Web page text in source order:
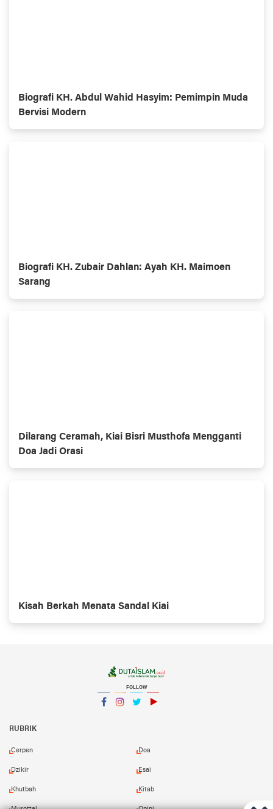
Biografi KH. Abdul Wahid Hasyim: Pemimpin Muda
Bervisi Modern
Biografi KH. Zubair Dahlan: Ayah KH. Maimoen
Sarang
Dilarang Ceramah, Kiai Bisri Musthofa Mengganti
Doa Jadi Orasi
Kisah Berkah Menata Sandal Kiai
FOLLOW
RUBRIK
Cerpen Doa
Dzikir Esai
Khutbah Kitab